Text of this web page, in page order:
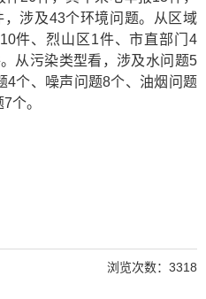
涉及43个环境问题。从区域
件、烈山区1件、市直部门4
从污染类型看，涉及水问题5
4个、噪声问题8个、油烟问题
个。
浏览次数： 3318